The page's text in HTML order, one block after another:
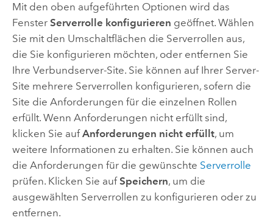
Mit den oben aufgeführten Optionen wird das
Fenster Serverrolle konfigurieren geöffnet. Wählen
Sie mit den Umschaltflächen die Serverrollen aus,
die Sie konfigurieren möchten, oder entfernen Sie
Ihre Verbundserver-Site. Sie können auf Ihrer Server-
Site mehrere Serverrollen konfigurieren, sofern die
Site die Anforderungen für die einzelnen Rollen
erfüllt. Wenn Anforderungen nicht erfüllt sind,
klicken Sie aufAnforderungen nicht erfüllt, um
weitere Informationen zu erhalten. Sie können auch
die Anforderungen für die gewünschte Serverrolle
prüfen. Klicken Sie aufSpeichern, um die
ausgewählten Serverrollen zu konfigurieren oder zu
entfernen.